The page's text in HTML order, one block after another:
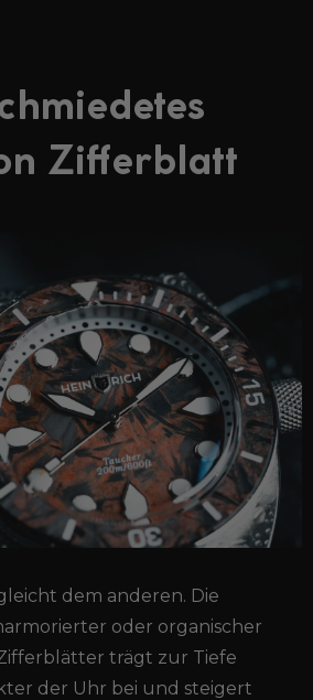
Zifferblatt
dem anderen. Die
oder organischer
trägt zur Tiefe
der Uhr bei und steigert